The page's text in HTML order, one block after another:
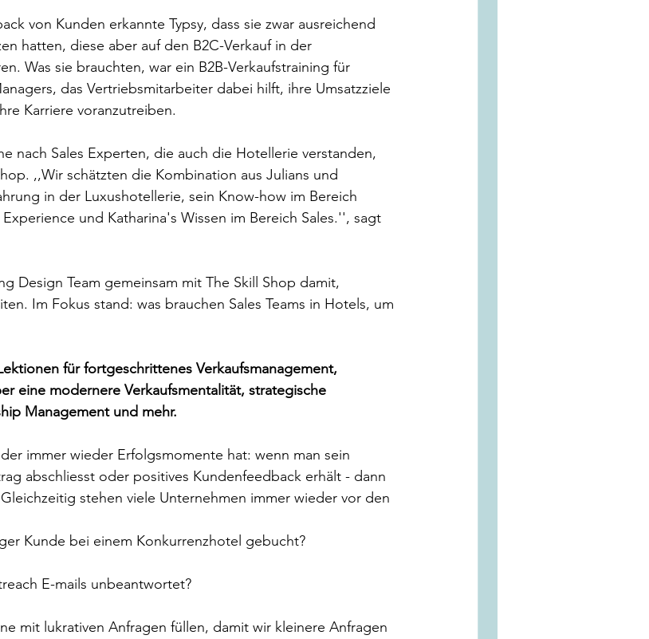
von Kunden erkannte Typsy, dass sie zwar ausreichend
hatten, diese aber auf den B2C-Verkauf in der
Was sie brauchten, war ein B2B-Verkaufstraining für
das Vertriebsmitarbeiter dabei hilft, ihre Umsatzziele
Karriere voranzutreiben.
nach Sales Experten, die auch die Hotellerie verstanden,
,,Wir schätzten die Kombination aus Julians und
in der Luxushotellerie, sein Know-how im Bereich
und Katharina's Wissen im Bereich Sales.'', sagt
Design Team gemeinsam mit The Skill Shop damit,
Im Fokus stand: was brauchen Sales Teams in Hotels, um
für fortgeschrittenes Verkaufsmanagement,
eine modernere Verkaufsmentalität, strategische
Management und mehr.
immer wieder Erfolgsmomente hat: wenn man sein
abschliesst oder positives Kundenfeedback erhält - dann
stehen viele Unternehmen immer wieder vor den
Kunde bei einem Konkurrenzhotel gebucht?
E-mails unbeantwortet?
mit lukrativen Anfragen füllen, damit wir kleinere Anfragen